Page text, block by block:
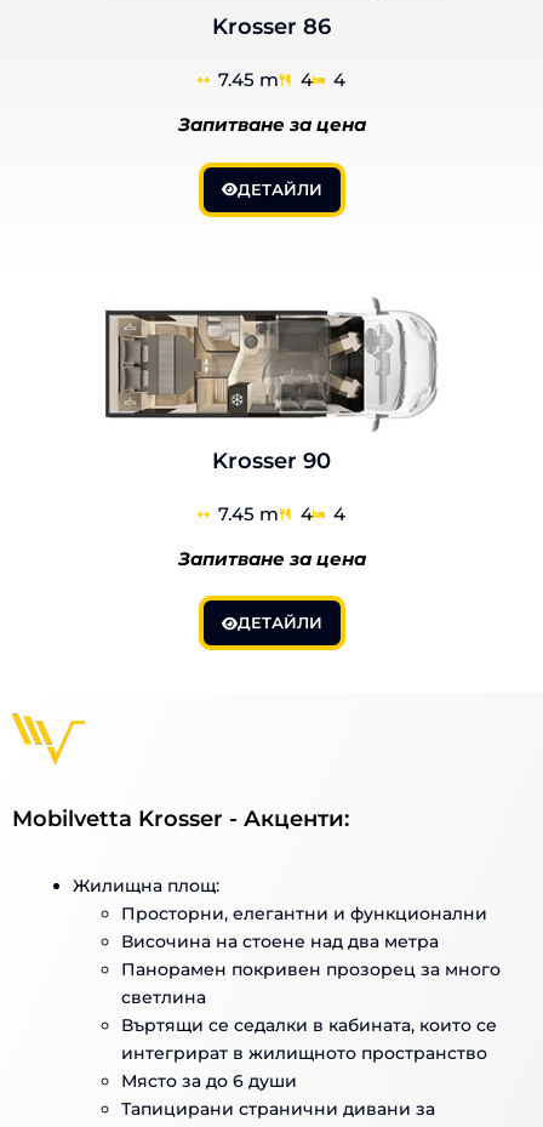
Krosser 86
7.45 m 4
4
Запитване за цена
ДЕТАЙЛИ
Krosser 90
7.45 m 4
4
Запитване за цена
ДЕТАЙЛИ
Mobilvetta Krosser - Акценти:
Жилищна площ:
Просторни, елегантни и функционални
Височина на стоене над два метра
Панорамен покривен прозорец за много
светлина
Въртящи се седалки в кабината, които се
интегрират в жилищното пространство
Място за до 6 души
Тапицирани странични дивани за